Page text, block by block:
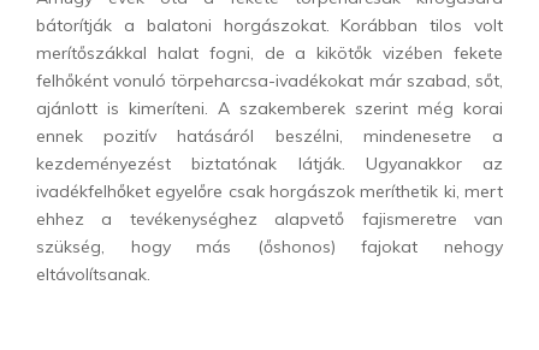
bátorítják a balatoni horgászokat. Korábban tilos volt
merítőszákkal halat fogni, de a kikötők vizében fekete
felhőként vonuló törpeharcsa-ivadékokat már szabad, sőt,
ajánlott is kimeríteni. A szakemberek szerint még korai
ennek pozitív hatásáról beszélni, mindenesetre a
kezdeményezést biztatónak látják. Ugyanakkor az
ivadékfelhőket egyelőre csak horgászok meríthetik ki, mert
ehhez a tevékenységhez alapvető fajismeretre van
szükség, hogy más (őshonos) fajokat nehogy
eltávolítsanak.